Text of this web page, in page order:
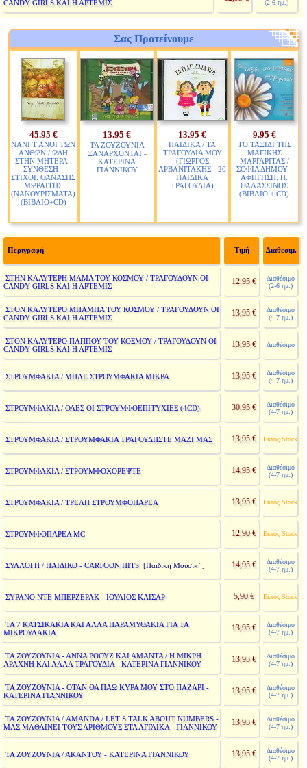
CANDY GIRLS ΚΑΙ Η ΑΡΤΕΜΙΣ
(2-6 ημ.)
Σας Προτείνουμε
45.95 €
ΝΑΝΙ Τ ΑΝΘΙ ΤΩΝ
ΑΝΘΩΝ / ΩΔΗ
ΣΤΗΝ ΜΗΤΕΡΑ -
ΣΥΝΘΕΣΗ -
ΣΤΙΧΟΙ: ΘΑΝΑΣΗΣ
ΜΩΡΑΙΤΗΣ
(ΝΑΝΟΥΡΙΣΜΑΤΑ)
(ΒΙΒΛΙΟ+CD)
13.95 €
ΤΑ ΖΟΥΖΟΥΝΙΑ
ΞΑΝΑΡΧΟΝΤΑΙ -
ΚΑΤΕΡΙΝΑ
ΓΙΑΝΝΙΚΟΥ
13.95 €
ΠΑΙΔΙΚΑ / ΤΑ
ΤΡΑΓΟΥΔΙΑ ΜΟΥ
(ΓΙΩΡΓΟΣ
ΑΡΒΑΝΙΤΑΚΗΣ - 20
ΠΑΙΔΙΚΑ
ΤΡΑΓΟΥΔΙΑ)
9.95 €
ΤΟ ΤΑΞΙΔΙ ΤΗΣ
ΜΑΓΙΚΗΣ
ΜΑΡΓΑΡΙΤΑΣ /
ΣΟΦΙΑ ΔΗΜΟΥ -
ΑΦΗΓΗΣΗ: Π.
ΘΑΛΑΣΣΙΝΟΣ
(ΒΙΒΛΙΟ + CD)
Περιγραφή Τιμή Διαθεσιμ.
ΣΤΗΝ ΚΑΛΥΤΕΡΗ ΜΑΜΑ ΤΟΥ ΚΟΣΜΟΥ / ΤΡΑΓΟΥΔΟΥΝ ΟΙ
CANDY GIRLS ΚΑΙ Η ΑΡΤΕΜΙΣ
12,95 €
Διαθέσιμο
(2-6 ημ.)
ΣΤΟΝ ΚΑΛΥΤΕΡΟ ΜΠΑΜΠΑ ΤΟΥ ΚΟΣΜΟΥ / ΤΡΑΓΟΥΔΟΥΝ ΟΙ
CANDY GIRLS ΚΑΙ Η ΑΡΤΕΜΙΣ
13,95 €
Διαθέσιμο
(4-7 ημ.)
ΣΤΟΝ ΚΑΛΥΤΕΡΟ ΠΑΠΠΟΥ ΤΟΥ ΚΟΣΜΟΥ / ΤΡΑΓΟΥΔΟΥΝ ΟΙ
CANDY GIRLS ΚΑΙ Η ΑΡΤΕΜΙΣ
13,95 € Διαθέσιμο
ΣΤΡΟΥΜΦΑΚΙΑ / ΜΠΛΕ ΣΤΡΟΥΜΦΑΚΙΑ ΜΙΚΡΑ 13,95 €
Διαθέσιμο
(4-7 ημ.)
ΣΤΡΟΥΜΦΑΚΙΑ / ΟΛΕΣ ΟΙ ΣΤΡΟΥΜΦΟΕΠΙΤΥΧΙΕΣ (4CD) 30,95 €
Διαθέσιμο
(4-7 ημ.)
ΣΤΡΟΥΜΦΑΚΙΑ / ΣΤΡΟΥΜΦΑΚΙΑ ΤΡΑΓΟΥΔΗΣΤΕ ΜΑΖΙ ΜΑΣ 13,95 € Εκτός Stock
ΣΤΡΟΥΜΦΑΚΙΑ / ΣΤΡΟΥΜΦΟΧΟΡΕΨΤΕ 14,95 €
Διαθέσιμο
(4-7 ημ.)
ΣΤΡΟΥΜΦΑΚΙΑ / ΤΡΕΛΗ ΣΤΡΟΥΜΦΟΠΑΡΕΑ 13,95 € Εκτός Stock
ΣΤΡΟΥΜΦΟΠΑΡΕΑ MC 12,90 € Εκτός Stock
ΣΥΛΛΟΓΗ / ΠΑΙΔΙΚΟ - CARTOON HITS[Παιδική Μουσική] 14,95 €
Διαθέσιμο
(4-7 ημ.)
ΣΥΡΑΝΟ ΝΤΕ ΜΠΕΡΖΕΡΑΚ - ΙΟΥΛΙΟΣ ΚΑΙΣΑΡ 5,90 € Εκτός Stock
ΤΑ 7 ΚΑΤΣΙΚΑΚΙΑ ΚΑΙ ΑΛΛΑ ΠΑΡΑΜΥΘΑΚΙΑ ΓΙΑ ΤΑ
ΜΙΚΡΟΥΛΑΚΙΑ
13,95 €
Διαθέσιμο
(4-7 ημ.)
ΤΑ ΖΟΥΖΟΥΝΙΑ - ΑΝΝΑ ΡΟΟΥΖ ΚΑΙ ΑΜΑΝΤΑ / Η ΜΙΚΡΗ
ΑΡΑΧΝΗ ΚΑΙ ΑΛΛΑ ΤΡΑΓΟΥΔΙΑ - ΚΑΤΕΡΙΝΑ ΓΙΑΝΝΙΚΟΥ
13,95 €
Διαθέσιμο
(4-7 ημ.)
ΤΑ ΖΟΥΖΟΥΝΙΑ - ΟΤΑΝ ΘΑ ΠΑΩ ΚΥΡΑ ΜΟΥ ΣΤΟ ΠΑΖΑΡΙ -
ΚΑΤΕΡΙΝΑ ΓΙΑΝΝΙΚΟΥ
13,95 €
Διαθέσιμο
(4-7 ημ.)
ΤΑ ΖΟΥΖΟΥΝΙΑ / AMANDA / LET S TALK ABOUT NUMBERS -
ΜΑΣ ΜΑΘΑΙΝΕΙ ΤΟΥΣ ΑΡΙΘΜΟΥΣ ΣΤΑ ΑΓΓΛΙΚΑ - ΓΙΑΝΝΙΚΟΥ
13,95 €
Διαθέσιμο
(4-7 ημ.)
ΤΑ ΖΟΥΖΟΥΝΙΑ / ΑΚΑΝΤΟΥ - ΚΑΤΕΡΙΝΑ ΓΙΑΝΝΙΚΟΥ 13,95 €
Διαθέσιμο
(4-7 ημ.)